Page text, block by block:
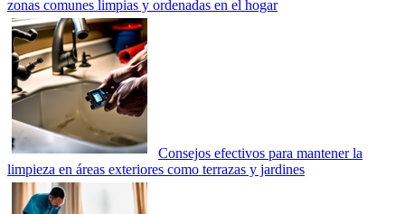
zonas comunes limpias y ordenadas en el hogar
Consejos efectivos para mantener la
limpieza en áreas exteriores como terrazas y jardines